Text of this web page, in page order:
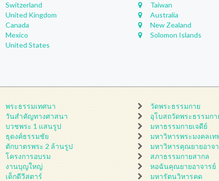
Switzerland
United Kingdom
Canada
Mexico
United States
Taiwan
Australia
New Zealand
Solomon Islands
พระธรรมเทศนา
วันสำคัญทางศาสนา
บวชพระ 1 แสนรูป
ธุดงค์ธรรมชัย
ตักบาตรพระ 2 ล้านรูป
โครงการอบรม
งานบุญใหญ่
เด็กดีวีสตาร์
วัดพระธรรมกาย
อุโบสถวัดพระธรรมกา
มหาธรรมกายเจดีย์
มหาวิหารพระมงคลเ
มหาวิหารคุณยายอาจ
สภาธรรมกายสากล
หอฉันคุณยายอาจารย์
มหารัตนวิหารคด